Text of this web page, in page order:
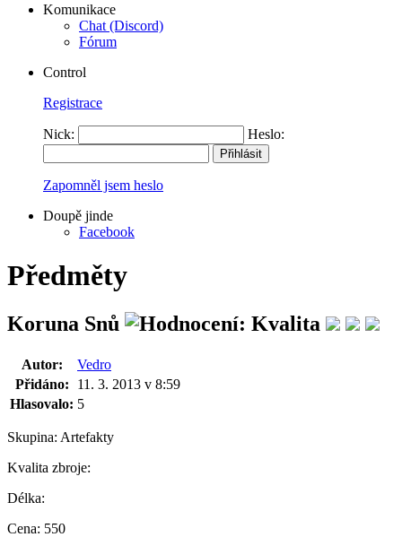
Komunikace
Chat (Discord)
Fórum
Control
Registrace
Nick: Heslo:
Zapomněl jsem heslo
Doupě jinde
Facebook
Předměty
Koruna Snů
Autor:
Vedro
Přidáno:
11. 3. 2013 v 8:59
Hlasovalo: 5
Skupina: Artefakty
Kvalita zbroje:
Délka:
Cena: 550